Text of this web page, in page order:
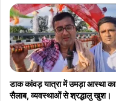
डाक कांवड़ यात्रा में उमड़ा आस्था का
सैलाब, व्यवस्थाओं से श्रद्धालु खुश।